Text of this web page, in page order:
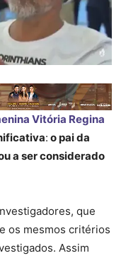
Vitória Regina
: o pai da
a ser considerado
que
os mesmos critérios
Assim